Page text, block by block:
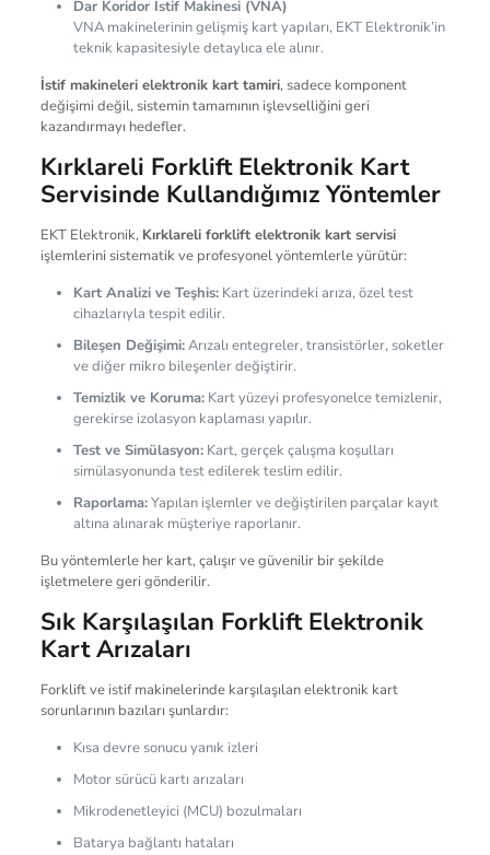
Dar Koridor İstif Makinesi (VNA)
VNA makinelerinin gelişmiş kart yapıları, EKT Elektronik’in
teknik kapasitesiyle detaylıca ele alınır.
İstif makineleri elektronik kart tamiri, sadece komponent
değişimi değil, sistemin tamamının işlevselliğini geri
kazandırmayı hedefler.
Kırklareli Forklift Elektronik Kart
Servisinde Kullandığımız Yöntemler
EKT Elektronik, Kırklareli forklift elektronik kart servisi
işlemlerini sistematik ve profesyonel yöntemlerle yürütür:
Kart Analizi ve Teşhis:Kart üzerindeki arıza, özel test
cihazlarıyla tespit edilir.
Bileşen Değişimi:Arızalı entegreler, transistörler, soketler
ve diğer mikro bileşenler değiştirir.
Temizlik ve Koruma:Kart yüzeyi profesyonelce temizlenir,
gerekirse izolasyon kaplaması yapılır.
Test ve Simülasyon:Kart, gerçek çalışma koşulları
simülasyonunda test edilerek teslim edilir.
Raporlama:Yapılan işlemler ve değiştirilen parçalar kayıt
altına alınarak müşteriye raporlanır.
Bu yöntemlerle her kart, çalışır ve güvenilir bir şekilde
işletmelere geri gönderilir.
Sık Karşılaşılan Forklift Elektronik
Kart Arızaları
Forklift ve istif makinelerinde karşılaşılan elektronik kart
sorunlarının bazıları şunlardır:
Kısa devre sonucu yanık izleri
Motor sürücü kartı arızaları
Mikrodenetleyici (MCU) bozulmaları
Batarya bağlantı hataları